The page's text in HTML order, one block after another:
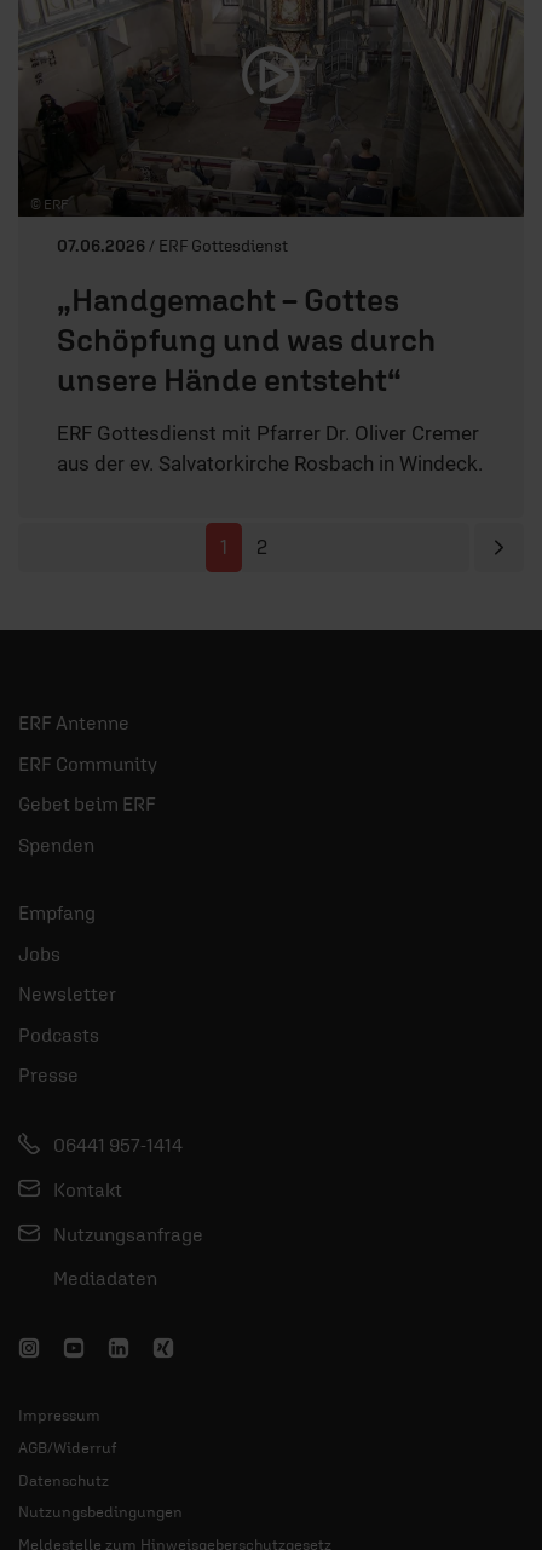
© ERF
07.06.2026/ ERF Gottesdienst
„Handgemacht – Gottes
Schöpfung und was durch
unsere Hände entsteht“
ERF Gottesdienst mit Pfarrer Dr. Oliver Cremer
aus der ev. Salvatorkirche Rosbach in Windeck.
1 2
ERF Antenne
ERF Community
Gebet beim ERF
Spenden
Empfang
Jobs
Newsletter
Podcasts
Presse
06441 957-1414
Kontakt
Nutzungsanfrage
Mediadaten
Impressum
AGB/Widerruf
Datenschutz
Nutzungsbedingungen
Meldestelle zum Hinweisgeberschutzgesetz